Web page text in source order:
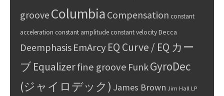
groove Columbia Compensation constant
acceleration constant amplitude constant velocityDecca
Deemphasis EmArcyEQ Curve / EQ カー
ブEqualizerfine groove Funk GyroDec
(ジャイロデック) James Brown Jim Hall LP